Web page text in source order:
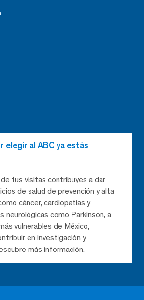
elegir al ABC ya estás
de tus visitas contribuyes a dar
de salud de prevención y alta
cáncer, cardiopatías y
neurológicas como Parkinson, a
vulnerables de México,
en investigación y
más información.